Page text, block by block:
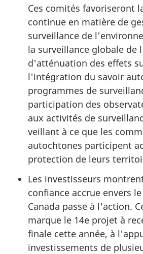
Ces comités favoriseront
continue en matière de
surveillance de
la surveillance globale de
d'atténuation des effets
l'intégration du savoir
programmes de
participation des
aux activités de
veillant à ce que les
autochtones participent
protection de leurs
Les investisseurs
confiance accrue envers
Canada passe à l'action.
marque le 14e projet à
finale cette année, à
investissements de